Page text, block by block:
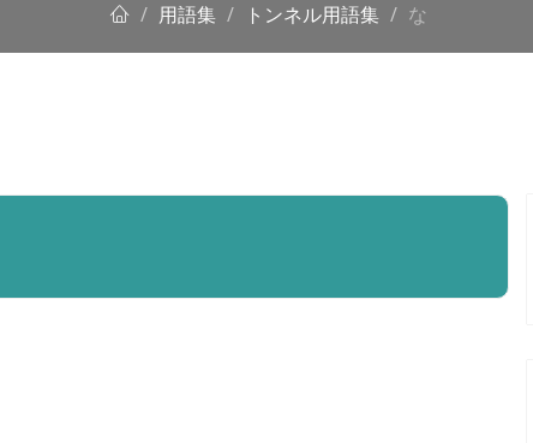
用語集 トンネル用語集 な